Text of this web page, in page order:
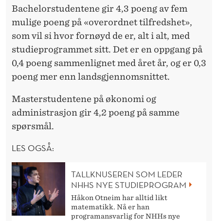
Bachelorstudentene gir 4,3 poeng av fem
mulige poeng på «overordnet tilfredshet»,
som vil si hvor fornøyd de er, alt i alt, med
studieprogrammet sitt. Det er en oppgang på
0,4 poeng sammenlignet med året år, og er 0,3
poeng mer enn landsgjennomsnittet.
Masterstudentene på økonomi og
administrasjon gir 4,2 poeng på samme
spørsmål.
LES OGSÅ:
TALLKNUSEREN SOM LEDER
NHHS NYE STUDIEPROGRAM
Håkon Otneim har alltid likt
matematikk. Nå er han
programansvarlig for NHHs nye